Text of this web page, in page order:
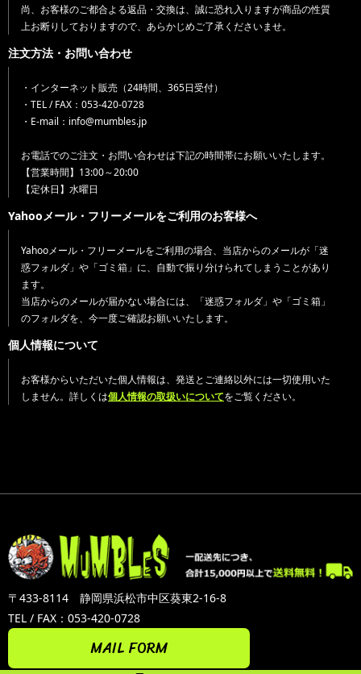
尚、お客様のご都合よる返品・交換は、誠に恐れ入りますが商品の性質
上お断りしておりますので、あらかじめご了承くださいませ。
注文方法・お問い合わせ
・インターネット販売（24時間、365日受付）
・TEL / FAX：053-420-0728
・E-mail：info@mumbles.jp
お電話でのご注文・お問い合わせは下記の時間帯にお願いいたします。
【営業時間】13:00～20:00
【定休日】水曜日
Yahooメール・フリーメールをご利用のお客様へ
Yahooメール・フリーメールをご利用の場合、当店からのメールが「迷
惑フォルダ」や「ゴミ箱」に、自動で振り分けられてしまうことがあり
ます。
当店からのメールが届かない場合には、「迷惑フォルダ」や「ゴミ箱」
のフォルダを、今一度ご確認お願いいたします。
個人情報について
お客様からいただいた個人情報は、発送とご連絡以外には一切使用いた
しません。詳しくは個人情報の取扱いについてをご覧ください。
〒433-8114 静岡県浜松市中区葵東2-16-8
TEL / FAX：053-420-0728
MAIL FORM